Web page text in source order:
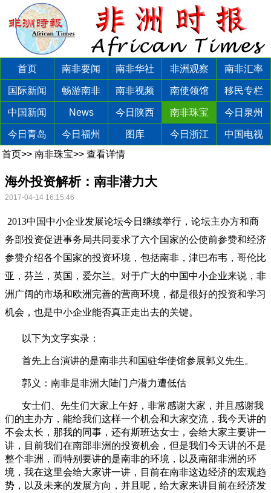
首页 南非要闻 南非华社 非洲观察 南非汇率
国际新闻 畅游南非 南非视频 南使领馆 移民专栏
中国新闻 News 今日陕西 南非珠宝 今日泉州
今日青岛 今日福州 图库 今日浙江
中国电视
首页>> 南非珠宝>> 查看详情
海外投资解析：南非潜力大
2017-04-14 16:15:46
2013中国中小企业发展论坛今日继续举行，论坛主办方和商
务部投资促进事务局共同要求了六个国家的公使前参赞和经济
参赞介绍各个国家的投资环境，包括南非，津巴布韦，哥伦比
亚，芬兰，英国，爱尔兰。对于广大的中国中小企业来说，非
洲广阔的市场和欧洲完善的营商环境，都是很好的投资和学习
机会，也是中小企业能否真正走出去的关键。
以下为文字实录：
首先上台演讲的是南非共和国驻华使馆参展郭义先生。
郭义：南非是非洲大陆门户潜力遭低估
女士们、先生们大家上午好，非常感谢大家，并且感谢我
们的主办方，能给我们这样一个机会和大家交流，我今天讲的
不会太长，那我的同事，还有斯班达女士，会给大家主要讲一
讲，目前我们在南部非洲的投资机会，但是我们今天讲的不是
整个非洲，而特别要讲的是南非的环境，以及南部非洲的环
境，我在这里会给大家讲一讲，目前在南非这边经济的宏观趋
势，以及未来的发展方向，并且呢，给大家来讲目前在经济发